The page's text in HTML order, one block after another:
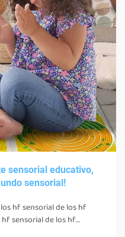
sensorial educativo,
sensorial!
hf sensorial de los hf
sensorial de los hf